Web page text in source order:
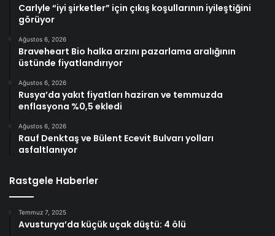
Carlyle “iyi şirketler” için çıkış koşullarının iyileştiğini
görüyor
Ağustos 6, 2026
Braveheart Bio halka arzını pazarlama aralığının
üstünde fiyatlandırıyor
Ağustos 6, 2026
Rusya’da yakıt fiyatları haziran ve temmuzda
enflasyona %0,5 ekledi
Ağustos 6, 2026
Rauf Denktaş ve Bülent Ecevit Bulvarı yolları
asfaltlanıyor
Rastgele Haberler
Temmuz 7, 2025
Avusturya’da küçük uçak düştü: 4 ölü